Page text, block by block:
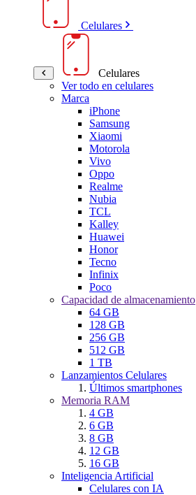
Celulares
Celulares
Ver todo en celulares
Marca
iPhone
Samsung
Xiaomi
Motorola
Vivo
Oppo
Realme
Nubia
TCL
Kalley
Huawei
Honor
Tecno
Infinix
Poco
Capacidad de almacenamiento
64 GB
128 GB
256 GB
512 GB
1 TB
Lanzamientos Celulares
Últimos smartphones
Memoria RAM
4 GB
6 GB
8 GB
12 GB
16 GB
Inteligencia Artificial
Celulares con IA